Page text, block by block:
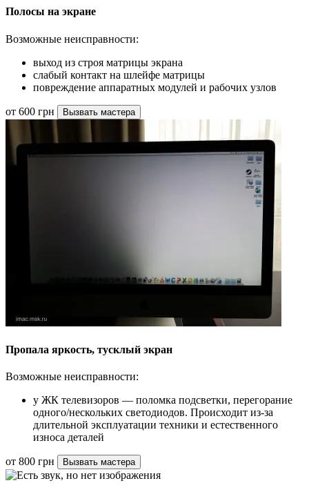
Полосы на экране
Возможные неисправности:
выход из строя матрицы экрана
слабый контакт на шлейфе матрицы
повреждение аппаратных модулей и рабочих узлов
от 600 грн Вызвать мастера
Пропала яркость, тусклый экран
Возможные неисправности:
у ЖК телевизоров — поломка подсветки, перегорание
одного/нескольких светодиодов. Происходит из-за
длительной эксплуатации техники и естественного
износа деталей
от 800 грн Вызвать мастера